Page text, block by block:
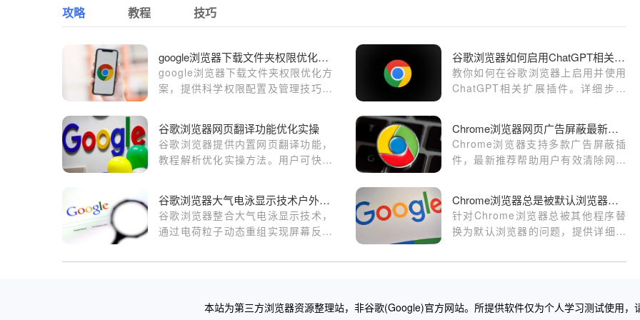
攻略 教程 技巧
google浏览器下载文件夹权限优化方案
google浏览器下载文件夹权限优化方
案，提供科学权限配置及管理技巧，
谷歌浏览器如何启用ChatGPT相关扩展插件
教你如何在谷歌浏览器上启用并使用
ChatGPT相关扩展插件。详细步骤
率。
谷歌浏览器网页翻译功能优化实操
谷歌浏览器提供内置网页翻译功能，
教程解析优化实操方法。用户可快速
化需求。
Chrome浏览器网页广告屏蔽最新插件推荐
Chrome浏览器支持多款广告屏蔽插
件，最新推荐帮助用户有效清除网页
谷歌浏览器大气电泳显示技术户外阅读方案
谷歌浏览器整合大气电泳显示技术，
通过电荷粒子动态重组实现屏幕反射
照环境下仍能保持清晰可视的阅读界
Chrome浏览器总是被默认浏览器替换怎么办
针对Chrome浏览器总被其他程序替
换为默认浏览器的问题，提供详细的
Chrome浏览器。
本站为第三方浏览器资源整理站，非谷歌(Google)官方网站。所提供软件仅为个人学习测试使用，